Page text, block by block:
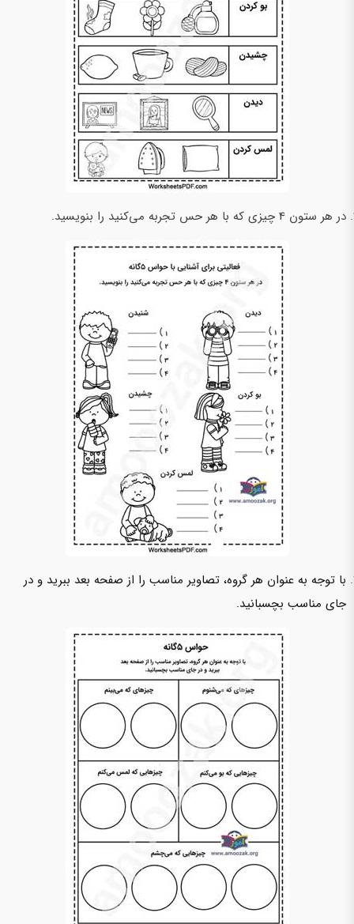
در هر ستون 4 چیزی که با هر حس تجربه می‌کنید را بنویسید.
با توجه به عنوان هر گروه، تصاویر مناسب را از صفحه بعد ببرید و در
جای مناسب بچسبانید.